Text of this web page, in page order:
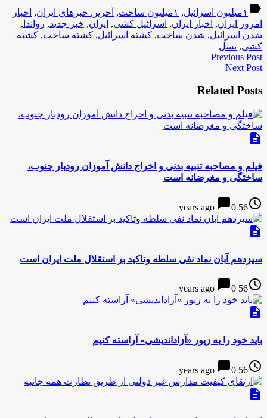
label ۱میلیون اسرائیل , ۱میلیون ساخت , آخرین خبرهای ایران, اخبار
امروز ایران, اخبار ایران, اسرائیل کشی, ایران, خبر جدید, رواندا ,
شدن اسرائیل, شدن ساخت, کشته اسرائیل, کشته ساخت, کشته
کشی, نسل
Previous Post
Next Post
Related Posts
description
فیلم و مصاحبه تنبیه بدنی و اخراج دانش آموزان رودبار جنوب،
ساختگی و مغرضانه است
access_time
56 years ago
chat_bubble0
description
سيزدهم آبان نماد نفی سلطه وتاکید بر استقلال ملت ایران است
access_time
56 years ago
chat_bubble0
description
باید خود را به زیور «آزاداندیشی» آراسته کنیم
access_time
56 years ago
chat_bubble0
description